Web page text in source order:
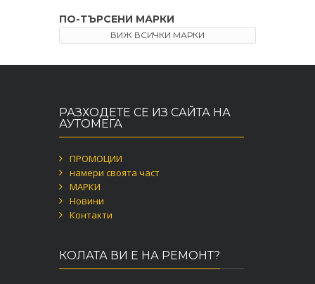
ПО-ТЪРСЕНИ МАРКИ
ВИЖ ВСИЧКИ МАРКИ
РАЗХОДЕТЕ СЕ ИЗ САЙТА НА
АУТОМЕГА
ПРОМОЦИИ
намери своята част
МАРКИ
Новини
Контакти
КОЛАТА ВИ Е НА РЕМОНТ?